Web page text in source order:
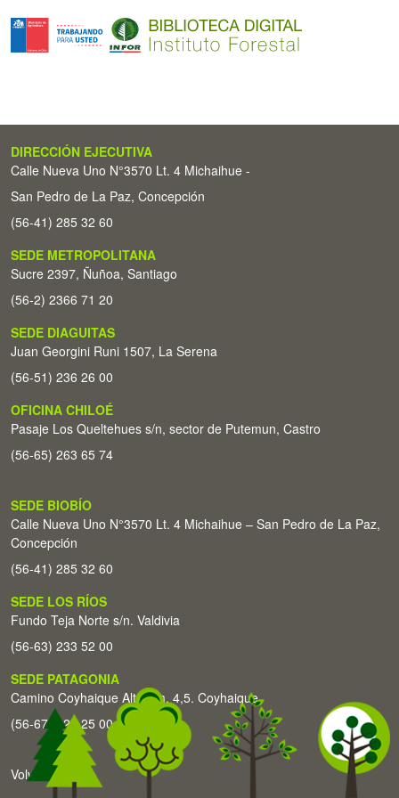
DIRECCIÓN EJECUTIVA
Calle Nueva Uno N°3570 Lt. 4 Michaihue -
San Pedro de La Paz, Concepción
(56-41) 285 32 60
SEDE METROPOLITANA
Sucre 2397, Ñuñoa, Santiago
(56-2) 2366 71 20
SEDE DIAGUITAS
Juan Georgini Runi 1507, La Serena
(56-51) 236 26 00
OFICINA CHILOÉ
Pasaje Los Queltehues s/n, sector de Putemun, Castro
(56-65) 263 65 74
SEDE BIOBÍO
Calle Nueva Uno N°3570 Lt. 4 Michaihue – San Pedro de La Paz,
Concepción
(56-41) 285 32 60
SEDE LOS RÍOS
Fundo Teja Norte s/n. Valdivia
(56-63) 233 52 00
SEDE PATAGONIA
Camino Coyhaique Alto Km. 4,5. Coyhaique
(56-67) 226 25 00
Volver arriba